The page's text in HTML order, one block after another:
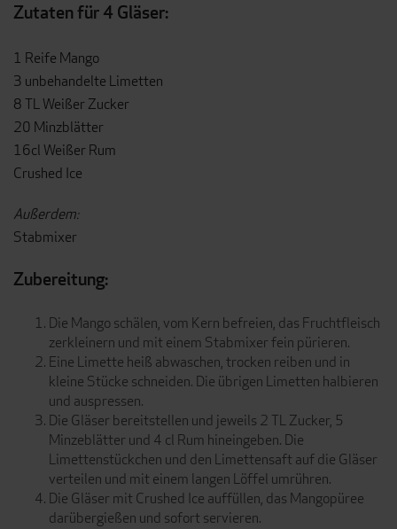
Zutaten für 4 Gläser:
1 Reife Mango
3 unbehandelte Limetten
8 TL Weißer Zucker
20 Minzblätter
16cl Weißer Rum
Crushed Ice
Außerdem:
Stabmixer
Zubereitung:
Die Mango schälen, vom Kern befreien, das Fruchtfleisch
zerkleinern und mit einem Stabmixer fein pürieren.
Eine Limette heiß abwaschen, trocken reiben und in
kleine Stücke schneiden. Die übrigen Limetten halbieren
und auspressen.
Die Gläser bereitstellen und jeweils 2 TL Zucker, 5
Minzeblätter und 4 cl Rum hineingeben. Die
Limettenstückchen und den Limettensaft auf die Gläser
verteilen und mit einem langen Löffel umrühren.
Die Gläser mit Crushed Ice auffüllen, das Mangopüree
darübergießen und sofort servieren.